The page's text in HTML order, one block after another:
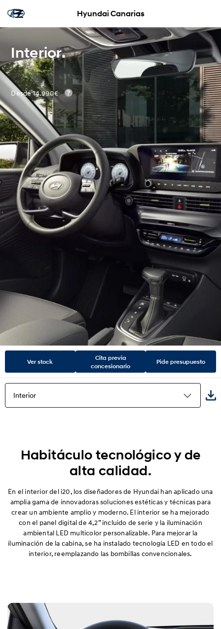
Hyundai Canarias
Interior.
Desde 14.990€
Ver stock
Cita previa
concesionario
Pide presupuesto
Interior
Exterior
Seguridad
Confort
Habitáculo tecnológico y de
alta calidad.
En el interior del i20, los diseñadores de Hyundai han aplicado una
amplia gama de innovadoras soluciones estéticas y técnicas para
crear un ambiente amplio y moderno. El interior se ha mejorado
con el panel digital de 4,2” incluido de serie y la iluminación
ambiental LED multicolor personalizable. Para mejorar la
iluminación de la cabina, se ha instalado tecnología LED en todo el
interior, reemplazando las bombillas convencionales.